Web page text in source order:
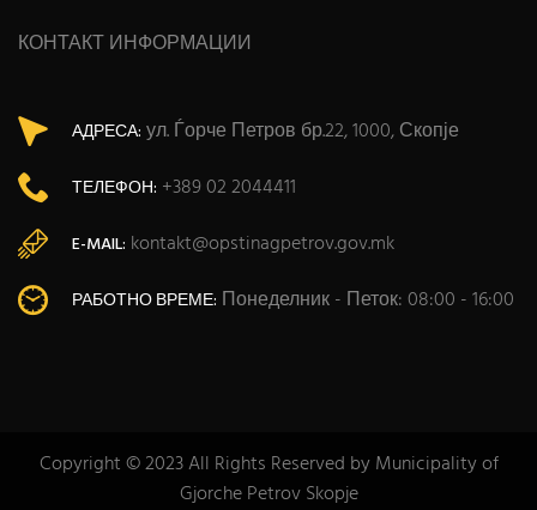
КОНТАКТ ИНФОРМАЦИИ
АДРЕСА: ул. Ѓорче Петров бр.22, 1000, Скопје
ТЕЛЕФОН: +389 02 2044411
E-MAIL: kontakt@opstinagpetrov.gov.mk
РАБОТНО ВРЕМЕ: Понеделник - Петок: 08:00 - 16:00
Copyright © 2023 All Rights Reserved by Municipality of
Gjorche Petrov Skopje